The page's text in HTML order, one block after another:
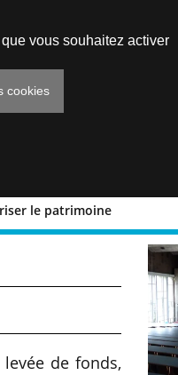
le patrimoine
fonds de
de fonds,
vous souhaitez activer
cookies